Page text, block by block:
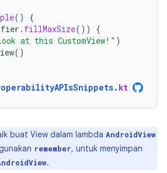
()
{
. fillMaxSize())
{
at this CustomView!" )
()
. kt
buat View dalam lambda AndroidView
remember, untuk menyimpan
.